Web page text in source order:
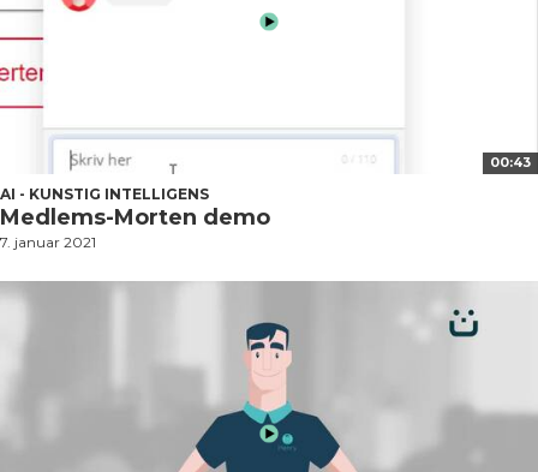
00:43
AI - KUNSTIG INTELLIGENS
Medlems-Morten demo
7. januar 2021